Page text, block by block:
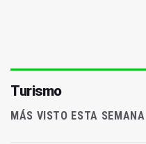
Turismo
MÁS VISTO ESTA SEMANA